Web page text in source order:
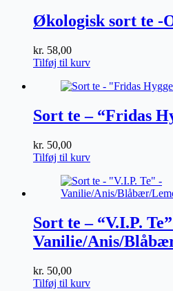
Økologisk sort te -
kr. 58,00
Tilføj til kurv
Sort te – “Fridas
kr. 50,00
Tilføj til kurv
Sort te – “V.I.P.
Vanilie/Anis/
kr. 50,00
Tilføj til kurv